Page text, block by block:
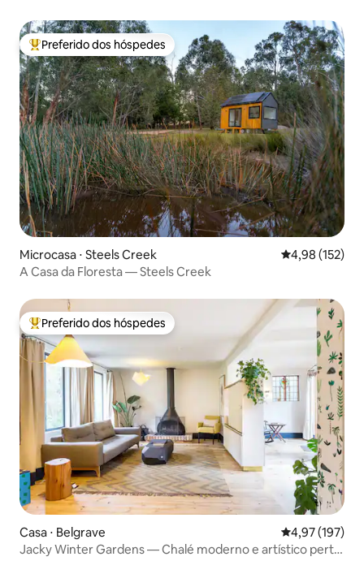
Entre os melhores preferidos dos hóspedes
Preferido dos hóspedes
Microcasa ⋅ Steels Creek 4,98 de uma
4,98 (152)
A Casa da Floresta — Steels Creek
Entre os melhores preferidos dos hóspedes
Preferido dos hóspedes
Casa ⋅ Belgrave 4,97 de uma
4,97 (197)
Jacky Winter Gardens — Chalé moderno e artístico perto